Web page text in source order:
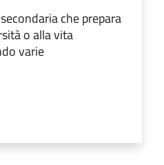
che prepara
o alla vita
varie